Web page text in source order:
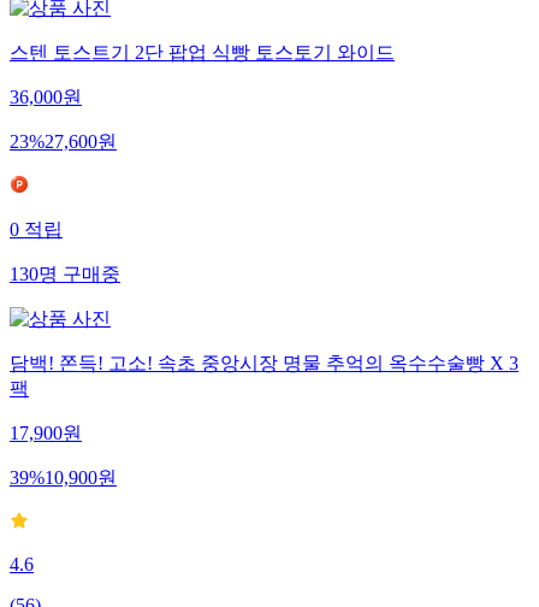
스텐 토스트기 2단 팝업 식빵 토스토기 와이드
36,000원
23%27,600원
0적립
130명구매중
담백! 쫀득! 고소! 속초 중앙시장 명물 추억의 옥수수술빵 X 3
팩
17,900원
39%10,900원
4.6